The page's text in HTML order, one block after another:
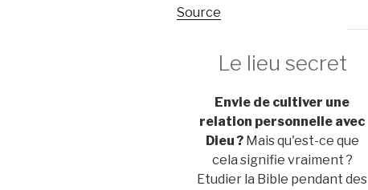
Source
Le lieu secret
Envie de cultiver une
relation personnelle avec
Dieu ? Mais qu'est-ce que
cela signifie vraiment ?
Etudier la Bible pendant des